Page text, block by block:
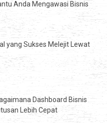
Anda Mengawasi Bisnis
yang Sukses Melejit Lewat
Dashboard Bisnis
Lebih Cepat